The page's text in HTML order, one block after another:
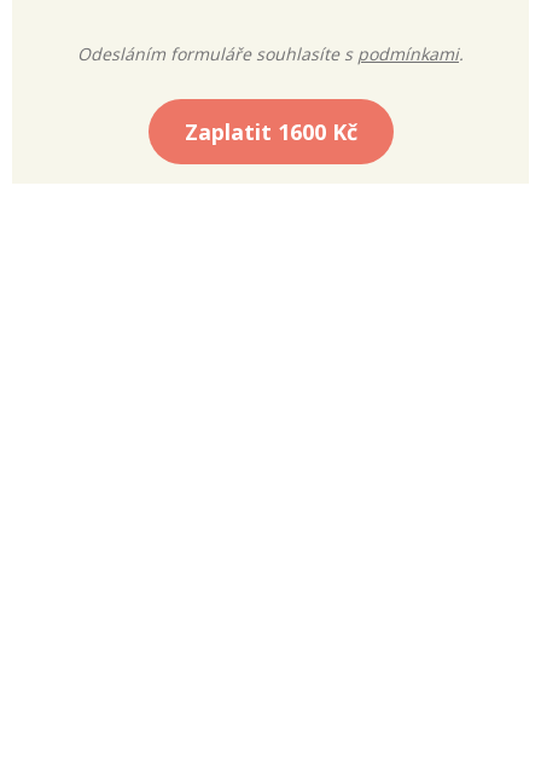
Odesláním formuláře souhlasíte s podmínkami.
Zaplatit 1600 Kč